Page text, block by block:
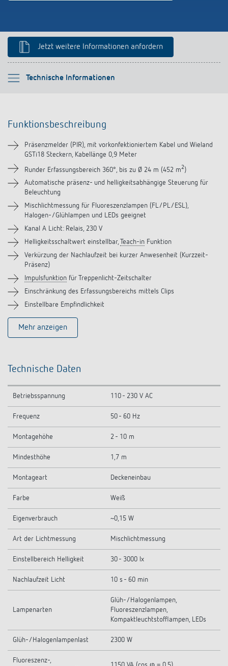
Jetzt weitere Informationen anfordern
Technische Informationen
Bitte auswählen
Technische Informationen
Downloads
Zubehör
Ähnliche Produkte
Funktionsbeschreibung
Präsenzmelder (PIR), mit vorkonfektioniertem Kabel und Wieland
GSTi18 Steckern, Kabellänge 0,9 Meter
Runder Erfassungsbereich 360°, bis zu Ø 24 m (452 m2)
Automatische präsenz- und helligkeitsabhängige Steuerung für
Beleuchtung
Mischlichtmessung für Fluoreszenzlampen (FL/PL/ESL),
Halogen-/Glühlampen und LEDs geeignet
Kanal A Licht: Relais, 230 V
Helligkeitsschaltwert einstellbar, Teach-in Funktion
Verkürzung der Nachlaufzeit bei kurzer Anwesenheit (Kurzzeit-
Präsenz)
Impulsfunktion für Treppenlicht-Zeitschalter
Einschränkung des Erfassungsbereichs mittels Clips
Einstellbare Empfindlichkeit
Mehr anzeigen
Technische Daten
Betriebsspannung 110 - 230 V AC
Frequenz 50 - 60 Hz
Montagehöhe 2 - 10 m
Mindesthöhe 1,7 m
Montageart Deckeneinbau
Farbe Weiß
Eigenverbrauch ~0,15 W
Art der Lichtmessung Mischlichtmessung
Einstellbereich Helligkeit 30 - 3000 lx
Nachlaufzeit Licht 10 s - 60 min
Lampenarten
Glüh-/Halogenlampen,
Fluoreszenzlampen,
Kompaktleuchtstofflampen, LEDs
Glüh-/Halogenlampenlast 2300 W
Fluoreszenz-,